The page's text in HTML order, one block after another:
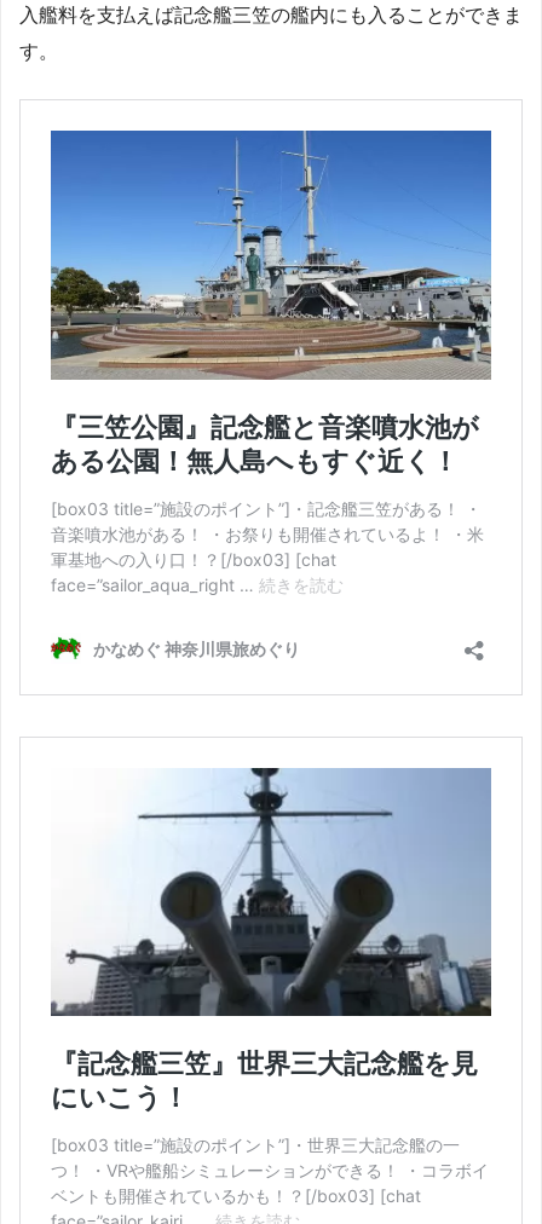
入艦料を支払えば記念艦三笠の艦内にも入ることができま
す。